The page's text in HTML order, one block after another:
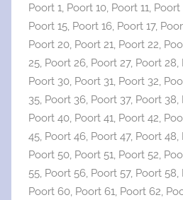
Poort 1, Poort 10, Poort 11, Poort
Poort 15, Poort 16, Poort 17,
Poort 20, Poort 21, Poort 22,
25, Poort 26, Poort 27, Poort 28,
Poort 30, Poort 31, Poort 32,
35, Poort 36, Poort 37, Poort 38,
Poort 40, Poort 41, Poort 42,
45, Poort 46, Poort 47, Poort 48,
Poort 50, Poort 51, Poort 52,
55, Poort 56, Poort 57, Poort 58,
Poort 60, Poort 61, Poort 62,